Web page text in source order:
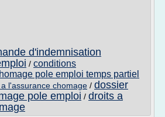
d'indemnisation
/ conditions
pole emploi temps partiel
l'assurance chomage / dossier
pole emploi / droits a